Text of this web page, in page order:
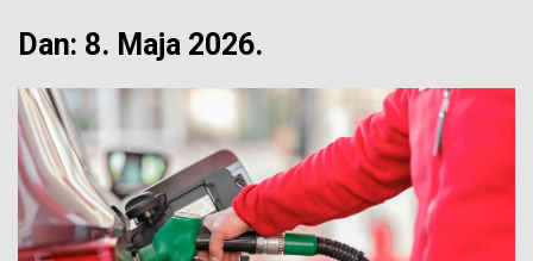
Dan: 8. Maja 2026.